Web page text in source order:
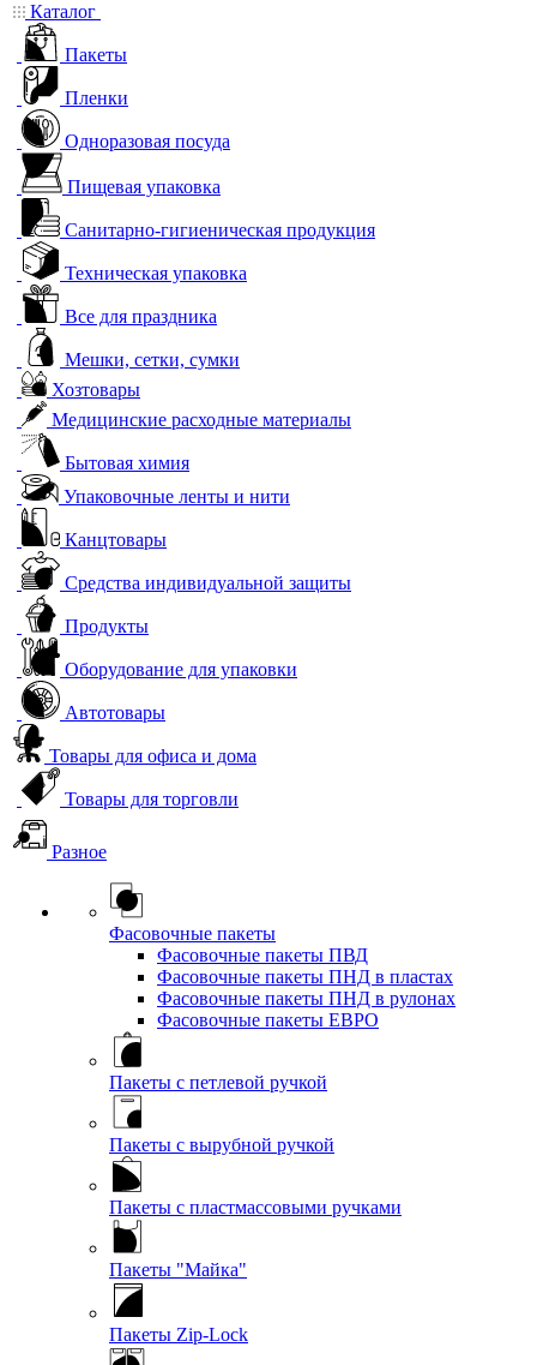
Каталог
Пакеты
Пленки
Одноразовая посуда
Пищевая упаковка
Санитарно-гигиеническая продукция
Техническая упаковка
Все для праздника
Мешки, сетки, сумки
Хозтовары
Медицинские расходные материалы
Бытовая химия
Упаковочные ленты и нити
Канцтовары
Средства индивидуальной защиты
Продукты
Оборудование для упаковки
Автотовары
Товары для офиса и дома
Товары для торговли
Разное
Фасовочные пакеты
Фасовочные пакеты ПВД
Фасовочные пакеты ПНД в пластах
Фасовочные пакеты ПНД в рулонах
Фасовочные пакеты ЕВРО
Пакеты с петлевой ручкой
Пакеты с вырубной ручкой
Пакеты с пластмассовыми ручками
Пакеты "Майка"
Пакеты Zip-Lock